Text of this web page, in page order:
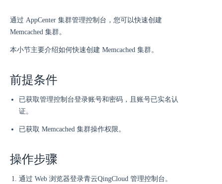
通过 AppCenter 集群管理控制台，您可以快速创建
Memcached 集群。
本小节主要介绍如何快速创建 Memcached 集群。
前提条件
已获取管理控制台登录账号和密码，且账号已实名认
证。
已获取 Memcached 集群操作权限。
操作步骤
通过 Web 浏览器登录青云QingCloud 管理控制台。